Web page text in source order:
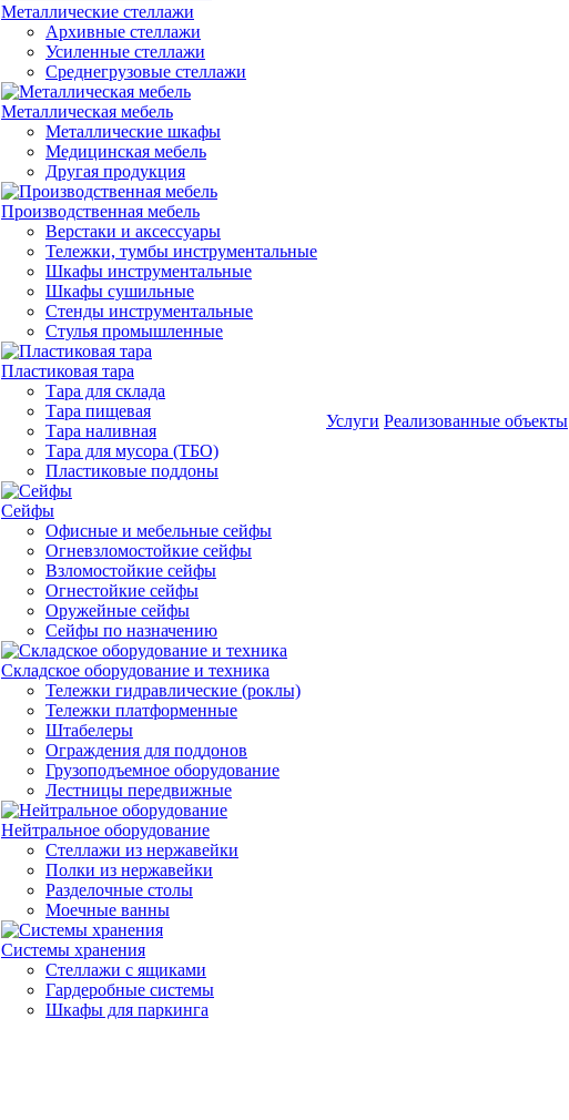
Металлические стеллажи
Архивные стеллажи
Усиленные стеллажи
Среднегрузовые стеллажи
Металлическая мебель
Металлические шкафы
Медицинская мебель
Другая продукция
Производственная мебель
Верстаки и аксессуары
Тележки, тумбы инструментальные
Шкафы инструментальные
Шкафы сушильные
Стенды инструментальные
Cтулья промышленные
Пластиковая тара
Тара для склада
Тара пищевая
Тара наливная
Тара для мусора (ТБО)
Пластиковые поддоны
Сейфы
Офисные и мебельные сейфы
Огневзломостойкие сейфы
Взломостойкие сейфы
Огнестойкие сейфы
Оружейные сейфы
Сейфы по назначению
Складское оборудование и техника
Тележки гидравлические (роклы)
Тележки платформенные
Штабелеры
Ограждения для поддонов
Грузоподъемное оборудование
Лестницы передвижные
Нейтральное оборудование
Стеллажи из нержавейки
Полки из нержавейки
Разделочные столы
Моечные ванны
Системы хранения
Стеллажи с ящиками
Гардеробные системы
Шкафы для паркинга
Услуги Реализованные объекты